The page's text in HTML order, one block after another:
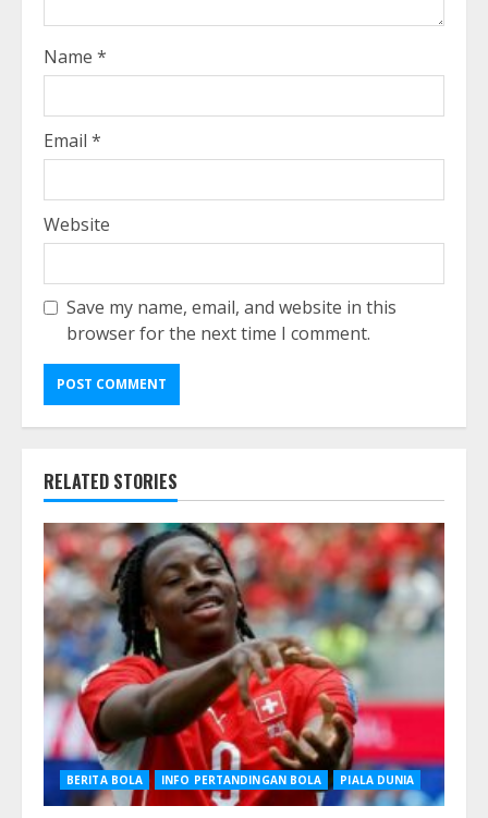
Name *
Email *
Website
Save my name, email, and website in this
browser for the next time I comment.
RELATED STORIES
BERITA BOLA INFO PERTANDINGAN BOLA PIALA DUNIA